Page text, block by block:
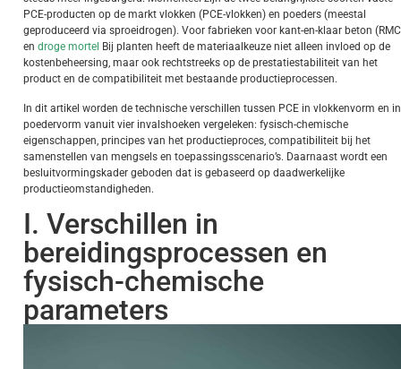
PCE-producten op de markt vlokken (PCE-vlokken) en poeders (meestal
geproduceerd via sproeidrogen). Voor fabrieken voor kant-en-klaar beton
en droge mortel Bij planten heeft de materiaalkeuze niet alleen invloed op de
kostenbeheersing, maar ook rechtstreeks op de prestatiestabiliteit van het
product en de compatibiliteit met bestaande productieprocessen.
In dit artikel worden de technische verschillen tussen PCE in vlokkenvorm en in
poedervorm vanuit vier invalshoeken vergeleken: fysisch-chemische
eigenschappen, principes van het productieproces, compatibiliteit bij het
samenstellen van mengsels en toepassingsscenario’s. Daarnaast wordt een
besluitvormingskader geboden dat is gebaseerd op daadwerkelijke
productieomstandigheden.
I. Verschillen in
bereidingsprocessen en
fysisch-chemische
parameters